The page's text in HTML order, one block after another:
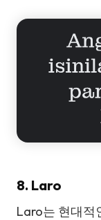
8. Laro
Laro는 현대적